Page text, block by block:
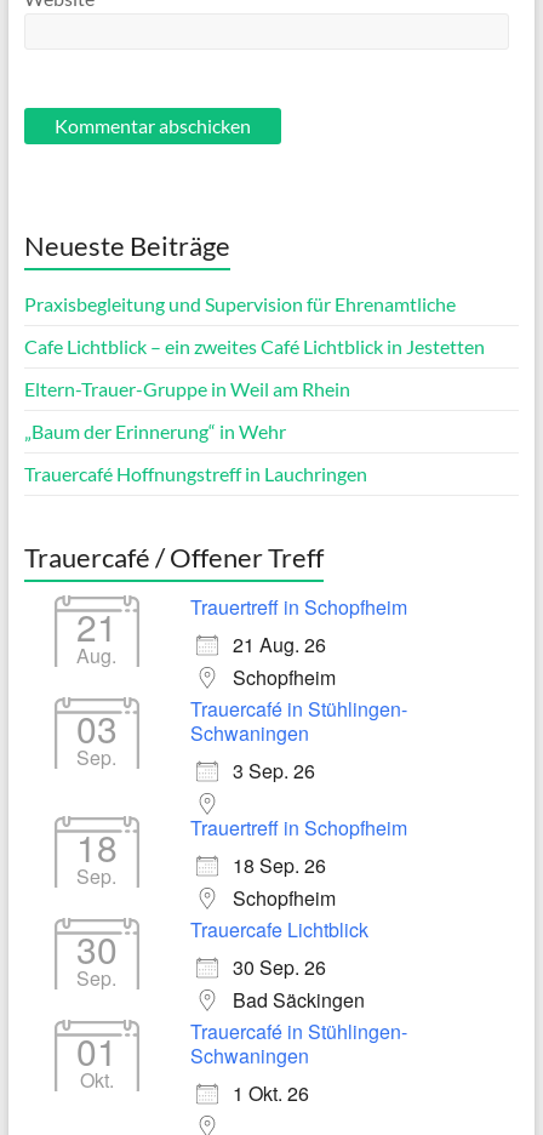
Neueste Beiträge
Praxisbegleitung und Supervision für Ehrenamtliche
Cafe Lichtblick – ein zweites Café Lichtblick in Jestetten
Eltern-Trauer-Gruppe in Weil am Rhein
„Baum der Erinnerung“ in Wehr
Trauercafé Hoffnungstreff in Lauchringen
Trauercafé / Offener Treff
21
Aug.
Trauertreff in Schopfheim
21 Aug. 26
Schopfheim
03
Sep.
Trauercafé in Stühlingen-
Schwaningen
3 Sep. 26
18
Sep.
Trauertreff in Schopfheim
18 Sep. 26
Schopfheim
30
Sep.
Trauercafe Lichtblick
30 Sep. 26
Bad Säckingen
01
Okt.
Trauercafé in Stühlingen-
Schwaningen
1 Okt. 26